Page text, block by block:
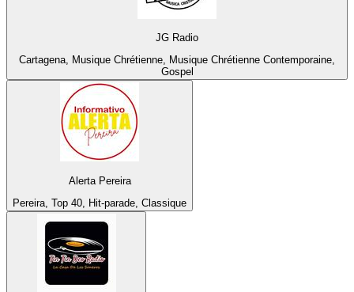
JG Radio
Cartagena, Musique Chrétienne, Musique Chrétienne Contemporaine,
Gospel
Alerta Pereira
Pereira, Top 40, Hit-parade, Classique